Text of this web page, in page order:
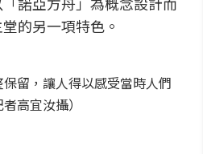
的另一項特色。
留，讓人得以感受當時人們
高宜汝攝）